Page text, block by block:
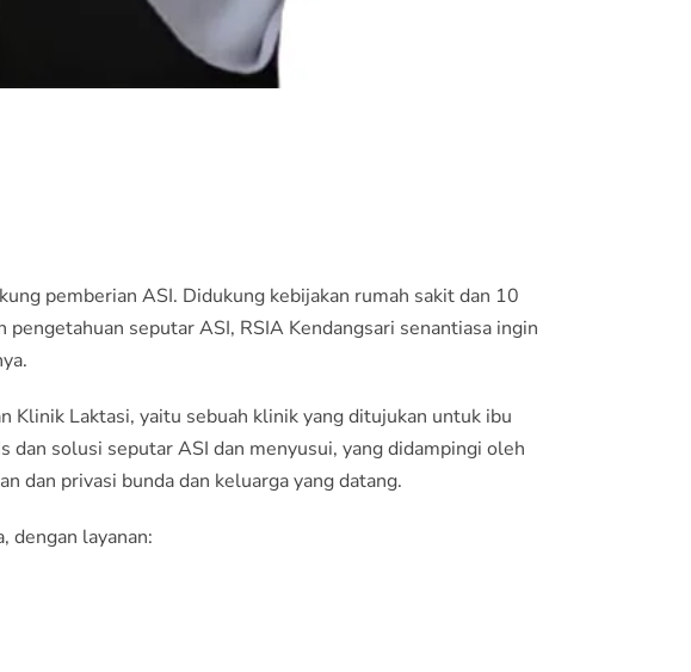
pemberian ASI. Didukung kebijakan rumah sakit dan 10
seputar ASI, RSIA Kendangsari senantiasa ingin
Klinik Laktasi, yaitu sebuah klinik yang ditujukan untuk ibu
dan solusi seputar ASI dan menyusui, yang didampingi oleh
dan privasi bunda dan keluarga yang datang.
dengan layanan: